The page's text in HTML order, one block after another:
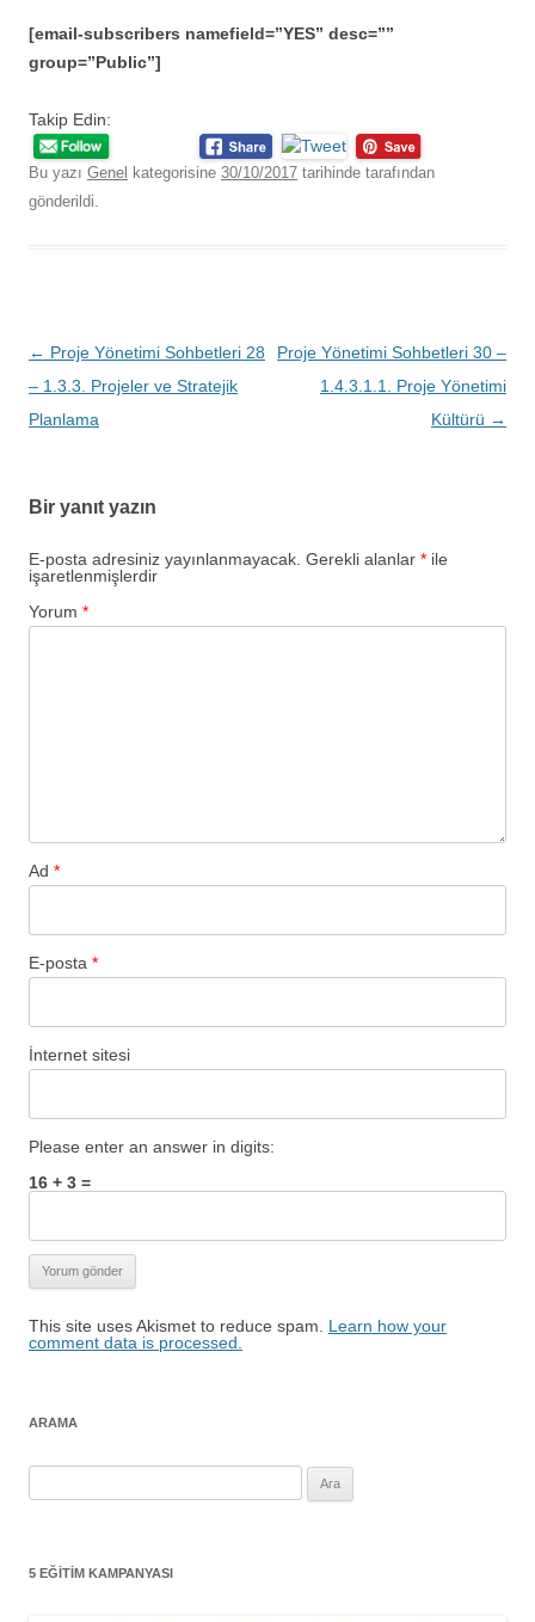
[email-subscribers namefield=”YES” desc=””
group=”Public”]
Takip Edin:
Bu yazı Genel kategorisine 30/10/2017 tarihinde tarafından
gönderildi.
Yazı
dolaşımı
← Proje Yönetimi Sohbetleri 28
– 1.3.3. Projeler ve Stratejik
Planlama
Proje Yönetimi Sohbetleri 30 –
1.4.3.1.1. Proje Yönetimi
Kültürü →
Bir yanıt yazın
E-posta adresiniz yayınlanmayacak. Gerekli alanlar * ile
işaretlenmişlerdir
Yorum *
Ad *
E-posta *
İnternet sitesi
Please enter an answer in digits:
16 + 3 =
This site uses Akismet to reduce spam. Learn how your
comment data is processed.
ARAMA
5 EĞITIM KAMPANYASI